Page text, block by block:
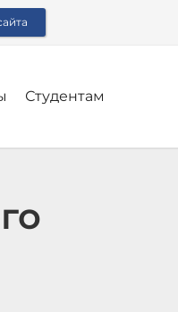
Студентам